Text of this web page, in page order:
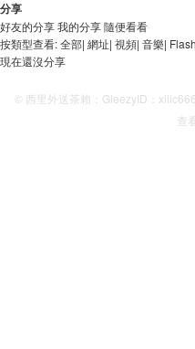
分享
好友的分享我的分享隨便看看
按類型查看:全部| 網址| 視頻| 音樂| Flash
現在還沒分享
© 西里外送茶賴：GleezyID：
查